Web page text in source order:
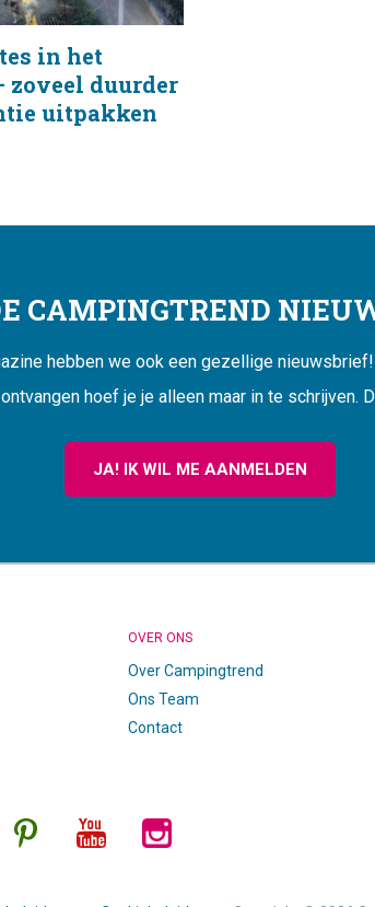
in het
zoveel duurder
uitpakken
CAMPINGTREND
hebben we ook een gezellige
hoef je je alleen maar in te schrijven.
JA! IK WIL ME AANMELDEN
OVER ONS
Over Campingtrend
Ons Team
Contact